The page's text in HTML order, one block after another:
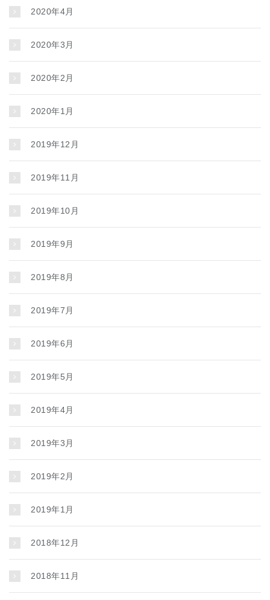
2020年4月
2020年3月
2020年2月
2020年1月
2019年12月
2019年11月
2019年10月
2019年9月
2019年8月
2019年7月
2019年6月
2019年5月
2019年4月
2019年3月
2019年2月
2019年1月
2018年12月
2018年11月